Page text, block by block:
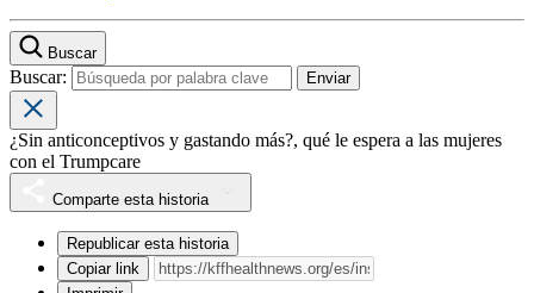
Buscar
Buscar:
¿Sin anticonceptivos y gastando más?, qué le espera a las mujeres
con el Trumpcare
Comparte esta historia
Republicar esta historia
Copiar link